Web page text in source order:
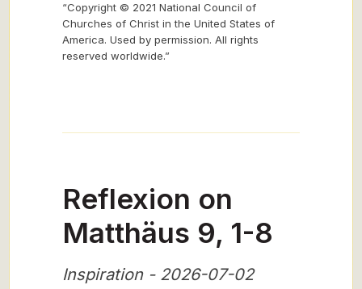
“Copyright © 2021 National Council of
Churches of Christ in the United States of
America. Used by permission. All rights
reserved worldwide.”
Reflexion on
Matthäus 9, 1-8
Inspiration - 2026-07-02